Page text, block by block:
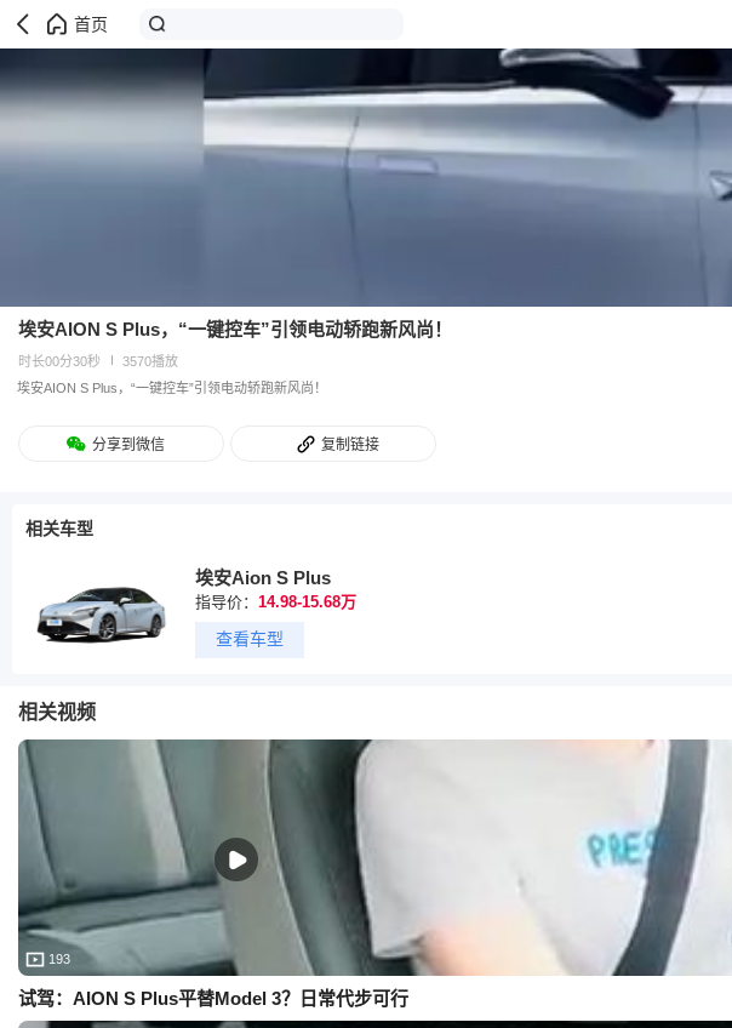
首页
埃安AION S Plus，“一键控车”引领电动轿跑新风尚！
时长00分30秒 3570播放
埃安AION S Plus，“一键控车”引领电动轿跑新风尚！
分享到微信 复制链接
相关车型
埃安Aion S Plus
指导价： 14.98-15.68万
查看车型
相关视频
193
试驾：AION S Plus平替Model 3？日常代步可行